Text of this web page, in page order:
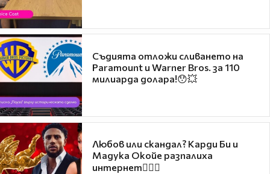
Съдията отложи сливането на
Paramount и Warner Bros. за 110
милиарда долара!😯💥
Любов или скандал? Карди Би и
Мадука Окойе разпалиха
интернет❤️‍🔥🔥